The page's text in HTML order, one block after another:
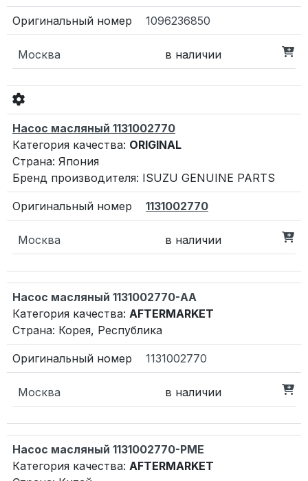
1096236850
Москва в наличии
Насос масляный 1131002770
Категория качества: ORIGINAL
Страна: Япония
Бренд производителя: ISUZU GENUINE PARTS
1131002770
Москва в наличии
Насос масляный 1131002770-AA
Категория качества: AFTERMARKET
Страна: Корея, Республика
1131002770
Москва в наличии
Насос масляный 1131002770-PME
Категория качества: AFTERMARKET